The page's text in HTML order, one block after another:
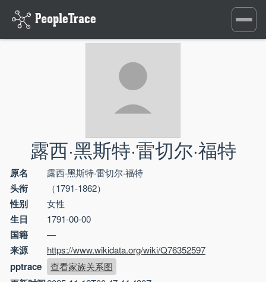
Toggle
露西·黑斯特·雷切尔·福特
原名 露西·黑斯特·雷切尔·福特
头衔 （1791-1862）
性别 女性
生日 1791-00-00
国籍 —
来源 https://www.wikidata.org/wiki/Q76352597
pptrace 查看家族关系图